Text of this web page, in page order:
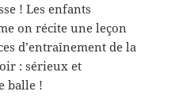
! Les enfants
on récite une leçon
d’entraînement de la
: sérieux et
balle !